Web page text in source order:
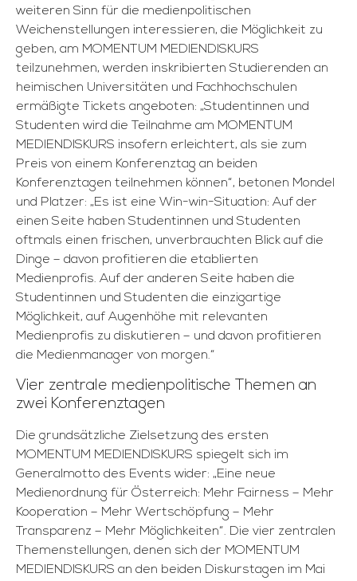
weiteren Sinn für die medienpolitischen
Weichenstellungen interessieren, die Möglichkeit zu
geben, am MOMENTUM MEDIENDISKURS
teilzunehmen, werden inskribierten Studierenden an
heimischen Universitäten und Fachhochschulen
ermäßigte Tickets angeboten: „Studentinnen und
Studenten wird die Teilnahme am MOMENTUM
MEDIENDISKURS insofern erleichtert, als sie zum
Preis von einem Konferenztag an beiden
Konferenztagen teilnehmen können“, betonen Mondel
und Platzer: „Es ist eine Win-win-Situation: Auf der
einen Seite haben Studentinnen und Studenten
oftmals einen frischen, unverbrauchten Blick auf die
Dinge – davon profitieren die etablierten
Medienprofis. Auf der anderen Seite haben die
Studentinnen und Studenten die einzigartige
Möglichkeit, auf Augenhöhe mit relevanten
Medienprofis zu diskutieren – und davon profitieren
die Medienmanager von morgen.“
Vier zentrale medienpolitische Themen an
zwei Konferenztagen
Die grundsätzliche Zielsetzung des ersten
MOMENTUM MEDIENDISKURS spiegelt sich im
Generalmotto des Events wider: „Eine neue
Medienordnung für Österreich: Mehr Fairness – Mehr
Kooperation – Mehr Wertschöpfung – Mehr
Transparenz – Mehr Möglichkeiten“. Die vier zentralen
Themenstellungen, denen sich der MOMENTUM
MEDIENDISKURS an den beiden Diskurstagen im Mai